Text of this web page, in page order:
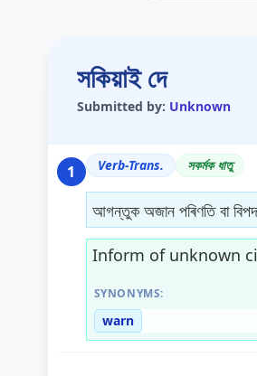
সকিয়াই দে
Submitted by: Unknown
1 Verb-Trans. সকৰ্মক ধাতু
আগন্তুক অজান পৰিণতি বা
Inform of unknown
SYNONYMS:
warn